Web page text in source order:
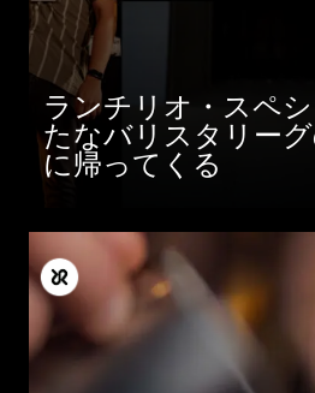
ランチリオ・スペ
たなバリスタリー
に帰ってくる